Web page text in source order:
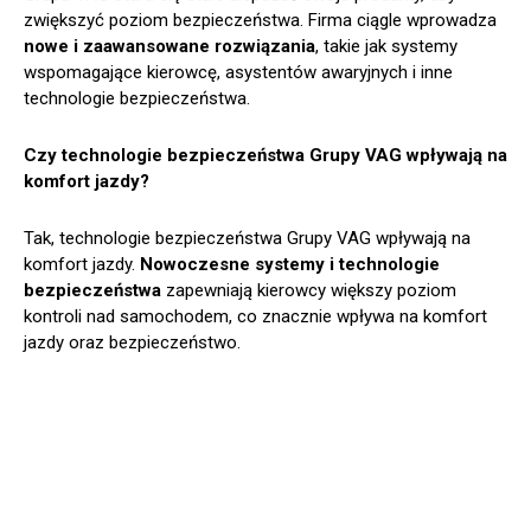
zwiększyć poziom bezpieczeństwa. Firma ciągle wprowadza
nowe i zaawansowane rozwiązania, takie jak systemy
wspomagające kierowcę, asystentów awaryjnych i inne
technologie bezpieczeństwa.
Czy technologie bezpieczeństwa Grupy VAG wpływają na
komfort jazdy?
Tak, technologie bezpieczeństwa Grupy VAG wpływają na
komfort jazdy. Nowoczesne systemy i technologie
bezpieczeństwa zapewniają kierowcy większy poziom
kontroli nad samochodem, co znacznie wpływa na komfort
jazdy oraz bezpieczeństwo.